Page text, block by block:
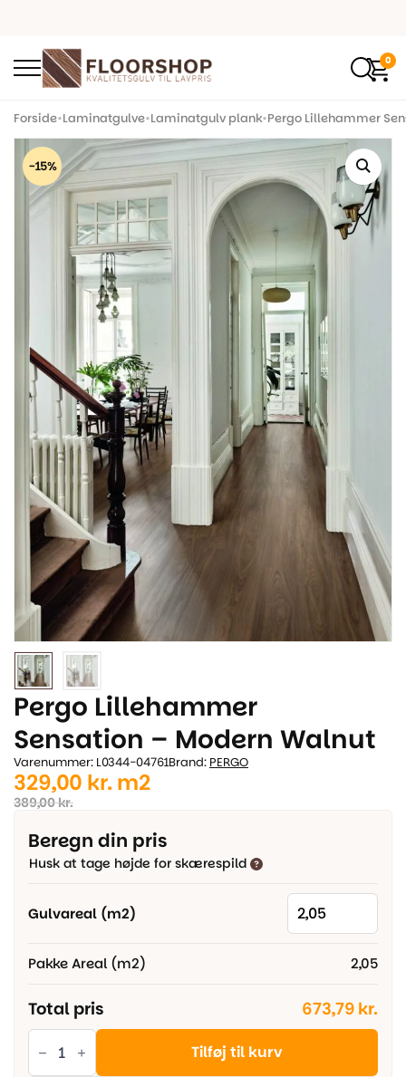
0
Forside•Laminatgulve•Laminatgulv plank•Pergo Lillehammer
-15%
Pergo Lillehammer
Sensation – Modern Walnut
Varenummer: L0344-04761Brand: PERGO
389,00kr.
Den
oprindelige
pris
var:
329,00 kr.
Den
aktuelle
pris
er:
m2
Beregn din pris
Husk at tage højde for skærespild
Gulvareal (m2)
Pakke Areal (m2) 2,05
Total pris 673,79 kr.
Pergo
Lillehammer
Sensation
Tilføj til kurv